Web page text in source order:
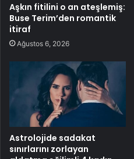
Aşkın fitilini o an ateşlemiş:
Buse Terim’den romantik
itiraf
Ağustos 6, 2026
Astrolojide sadakat
sınırlarını zorlayan